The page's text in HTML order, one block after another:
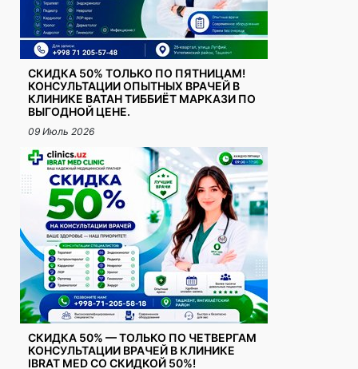
СКИДКА 50% ТОЛЬКО ПО ПЯТНИЦАМ!
КОНСУЛЬТАЦИИ ОПЫТНЫХ ВРАЧЕЙ В
КЛИНИКЕ ВАТАН ТИББИЁТ МАРКАЗИ ПО
ВЫГОДНОЙ ЦЕНЕ.
09 Июль 2026
СКИДКА 50% — ТОЛЬКО ПО ЧЕТВЕРГАМ
КОНСУЛЬТАЦИИ ВРАЧЕЙ В КЛИНИКЕ
IBRAT MED СО СКИДКОЙ 50%!